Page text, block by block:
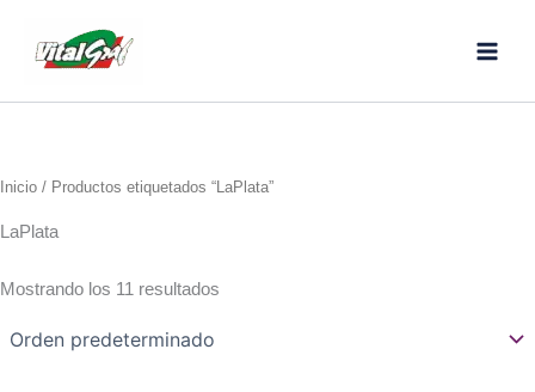
contenido
Inicio / Productos etiquetados “LaPlata”
LaPlata
Mostrando los 11 resultados